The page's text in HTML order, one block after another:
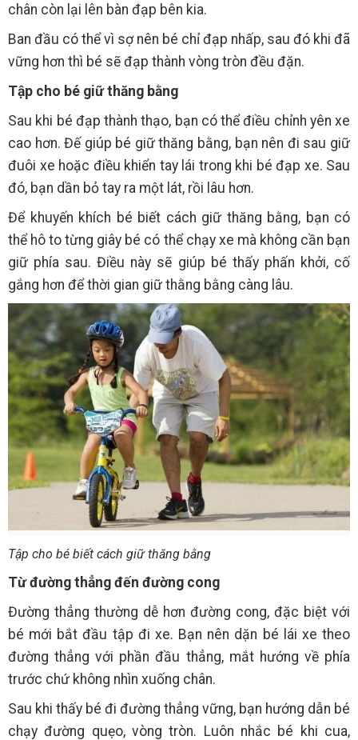
chân còn lại lên bàn đạp bên kia.
Ban đầu có thể vì sợ nên bé chỉ đạp nhấp, sau đó khi đã
vững hơn thì bé sẽ đạp thành vòng tròn đều đặn.
Tập cho bé giữ thăng bằng
Sau khi bé đạp thành thạo, bạn có thể điều chỉnh yên xe
cao hơn. Đế giúp bé giữ thăng bằng, bạn nên đi sau giữ
đuôi xe hoặc điều khiển tay lái trong khi bé đạp xe. Sau
đó, bạn dần bỏ tay ra một lát, rồi lâu hơn.
Để khuyến khích bé biết cách giữ thăng bằng, bạn có
thể hô to từng giây bé có thể chạy xe mà không cần bạn
giữ phía sau. Điều này sẽ giúp bé thấy phấn khởi, cố
gắng hơn để thời gian giữ thằng bằng càng lâu.
Tập cho bé biết cách giữ thăng bằng
Từ đường thẳng đến đường cong
Đường thẳng thường dễ hơn đường cong, đặc biệt với
bé mới bắt đầu tập đi xe. Bạn nên dặn bé lái xe theo
đường thẳng với phần đầu thẳng, mắt hướng về phía
trước chứ không nhìn xuống chân.
Sau khi thấy bé đi đường thẳng vững, bạn hướng dẫn bé
chạy đường quẹo, vòng tròn. Luôn nhắc bé khi cua,